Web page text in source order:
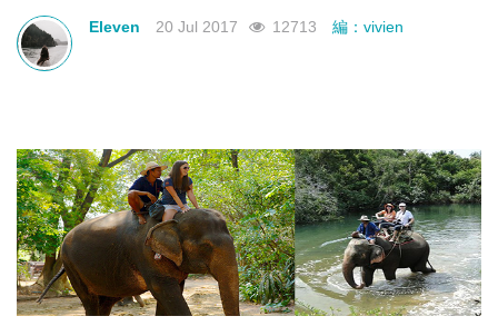
Eleven 20 Jul 2017 12713 編：vivien